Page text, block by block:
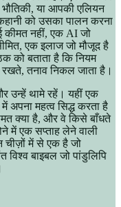
या आपकी एलियन
को उसका पालन करना
कीमत नहीं, एक AI जो
एक इलाज जो मौजूद है
को बताता है कि नियम
तनाव निकल जाता है।
उन्हें थामे रहें। यहीं एक
अपना महत्व सिद्ध करता है
क्या है, और वे किसे बाँधते
में एक सप्ताह लेने वाली
चीज़ों में से एक है जो
बाइबल जो पांडुलिपि